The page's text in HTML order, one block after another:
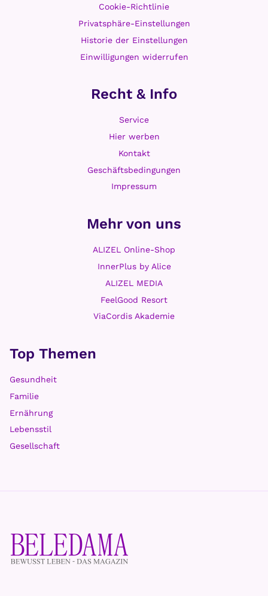
Top Themen
Gesundheit
Familie
Ernährung
Lebensstil
Gesellschaft
Mehr von uns
ALIZEL Online-Shop
InnerPlus by Alice
ALIZEL MEDIA
FeelGood Resort
ViaCordis Akademie
Recht & Info
Service
Hier werben
Kontakt
Geschäftsbedingungen
Impressum
Cookie-Richtlinie
Privatsphäre-Einstellungen
Historie der Einstellungen
Einwilligungen widerrufen